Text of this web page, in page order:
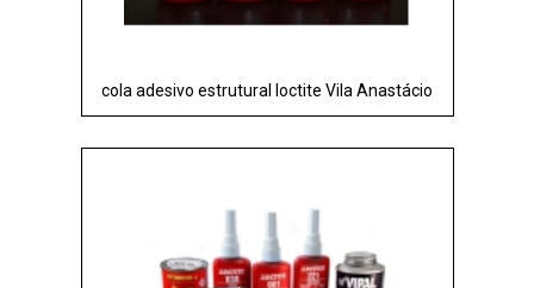
cola adesivo estrutural loctite Vila Anastácio